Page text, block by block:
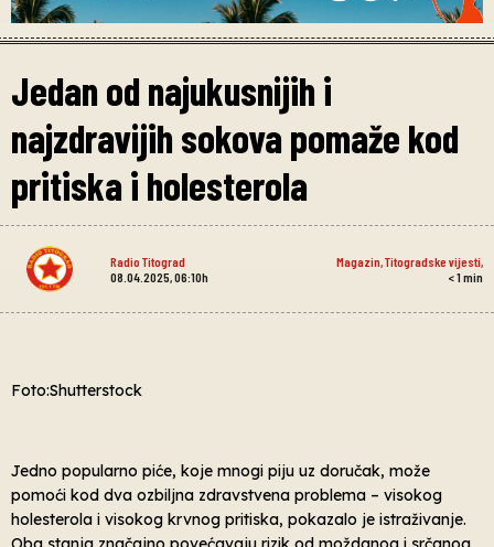
Jedan od najukusnijih i
najzdravijih sokova pomaže kod
pritiska i holesterola
Radio Titograd Magazin Titogradske vijesti
08.04.2025, 06:10h
< 1 min
Foto:Shutterstock
Jedno popularno piće, koje mnogi piju uz doručak, može
pomoći kod dva ozbiljna zdravstvena problema – visokog
holesterola i visokog krvnog pritiska, pokazalo je istraživanje.